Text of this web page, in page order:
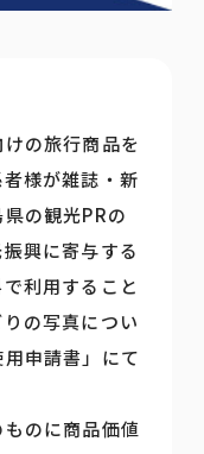
の旅行商品を
様が雑誌・新
の観光PRの
興に寄与する
利用すること
の写真につい
申請書」にて
のに商品価値